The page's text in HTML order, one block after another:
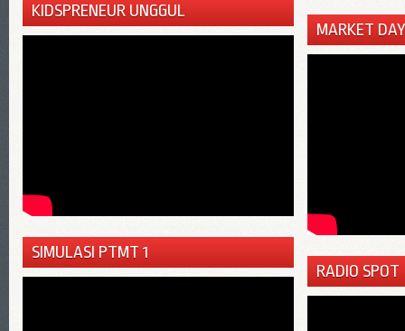
KIDSPRENEUR UNGGUL
SIMULASI PTMT 1
MARKET
RADIO SPOT